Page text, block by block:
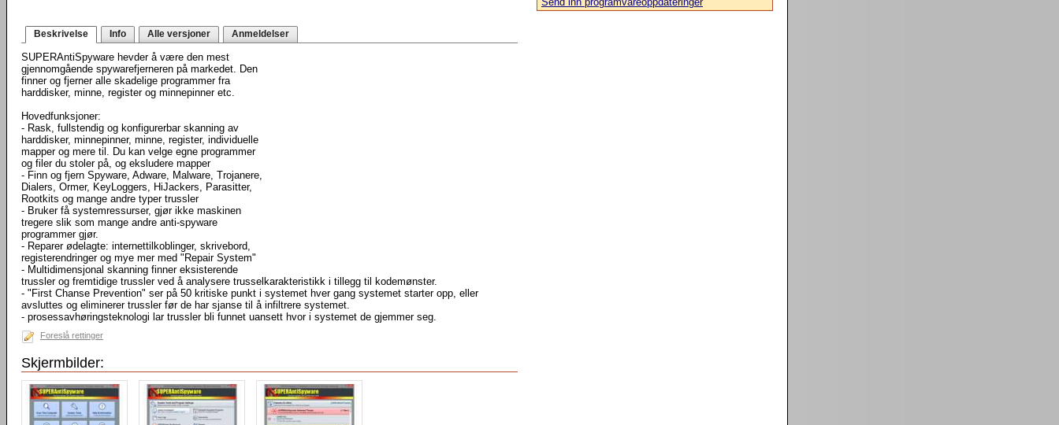
Beskrivelse Info Alle versjoner Anmeldelser
SUPERAntiSpyware hevder å være den mest
gjennomgående spywarefjerneren på markedet. Den
finner og fjerner alle skadelige programmer fra
harddisker, minne, register og minnepinner etc.
Hovedfunksjoner:
- Rask, fullstendig og konfigurerbar skanning av
harddisker, minnepinner, minne, register, individuelle
mapper og mere til. Du kan velge egne programmer
og filer du stoler på, og eksludere mapper
- Finn og fjern Spyware, Adware, Malware, Trojanere,
Dialers, Ormer, KeyLoggers, HiJackers, Parasitter,
Rootkits og mange andre typer trussler
- Bruker få systemressurser, gjør ikke maskinen
tregere slik som mange andre anti-spyware
programmer gjør.
- Reparer ødelagte: internettilkoblinger, skrivebord,
registerendringer og mye mer med "Repair System"
- Multidimensjonal skanning finner eksisterende
trussler og fremtidige trussler ved å analysere trusselkarakteristikk i tillegg til kodemønster.
- "First Chanse Prevention" ser på 50 kritiske punkt i systemet hver gang systemet starter opp, eller
avsluttes og eliminerer trussler før de har sjanse til å infiltrere systemet.
- prosessavhøringsteknologi lar trussler bli funnet uansett hvor i systemet de gjemmer seg.
Foreslå rettinger
Skjermbilder: